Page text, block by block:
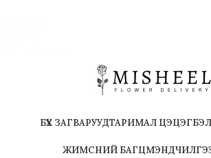
БҮХ ЗАГВАРУУДТАРИМАЛ ЦЭЦЭГ
ЖИМСНИЙ БАГЦ